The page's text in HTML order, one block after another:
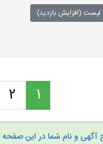
لیست (افزایش بازدید)
1
2
آگهی و نام شما در این صفحه